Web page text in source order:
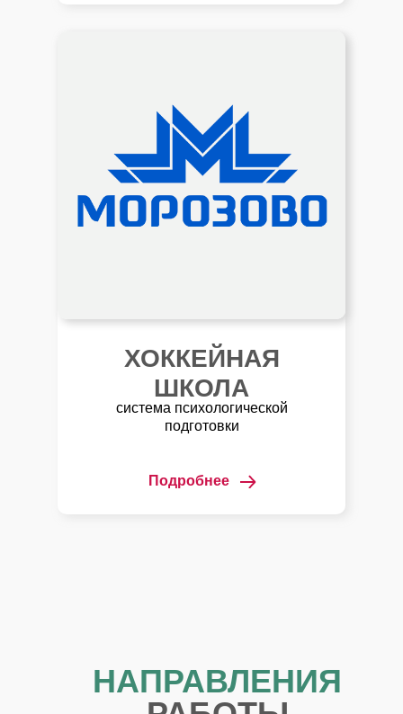
ХОККЕЙНАЯ
ШКОЛА
система психологической
подготовки
Подробнее
НАПРАВЛЕНИЯ